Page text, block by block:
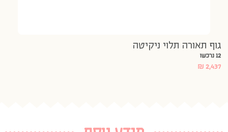
גוף תאורה תלוי ניקיטה
12 נרכשו
₪ 2,437